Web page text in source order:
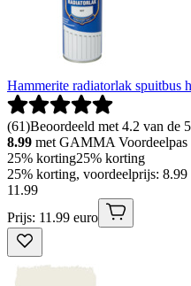
Hammerite radiatorlak spuitbus
(61)Beoordeeld met 4.2 van de
8.99 met GAMMA Voordeelpas
25% korting25% korting
25% korting, voordeelprijs:
11 .99
Prijs: 11.99 euro